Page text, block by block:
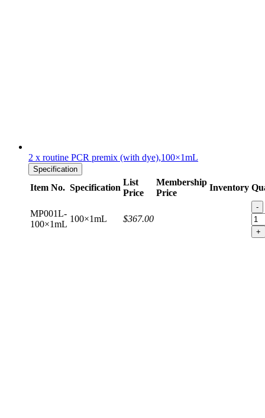
2 x routine PCR premix (with dye),100×1mL
Specification
Item No. Specification
List
Price
Membership
Price
Inventory
MP001L-
100×1mL
100×1mL $367.00
-
+